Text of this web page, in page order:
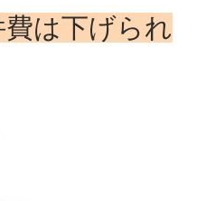
は下げられ